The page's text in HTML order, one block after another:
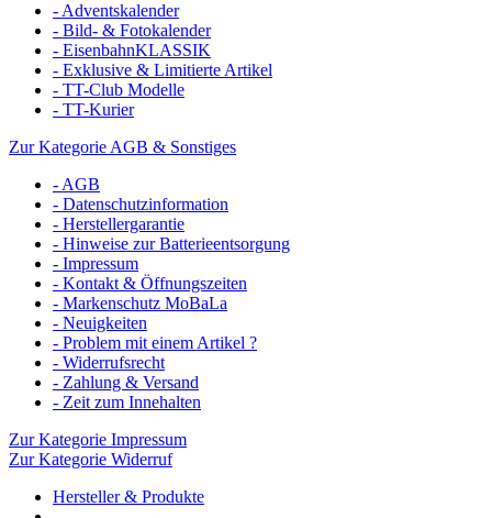
- Adventskalender
- Bild- & Fotokalender
- EisenbahnKLASSIK
- Exklusive & Limitierte Artikel
- TT-Club Modelle
- TT-Kurier
Zur Kategorie AGB & Sonstiges
- AGB
- Datenschutzinformation
- Herstellergarantie
- Hinweise zur Batterieentsorgung
- Impressum
- Kontakt & Öffnungszeiten
- Markenschutz MoBaLa
- Neuigkeiten
- Problem mit einem Artikel ?
- Widerrufsrecht
- Zahlung & Versand
- Zeit zum Innehalten
Zur Kategorie Impressum
Zur Kategorie Widerruf
Hersteller & Produkte